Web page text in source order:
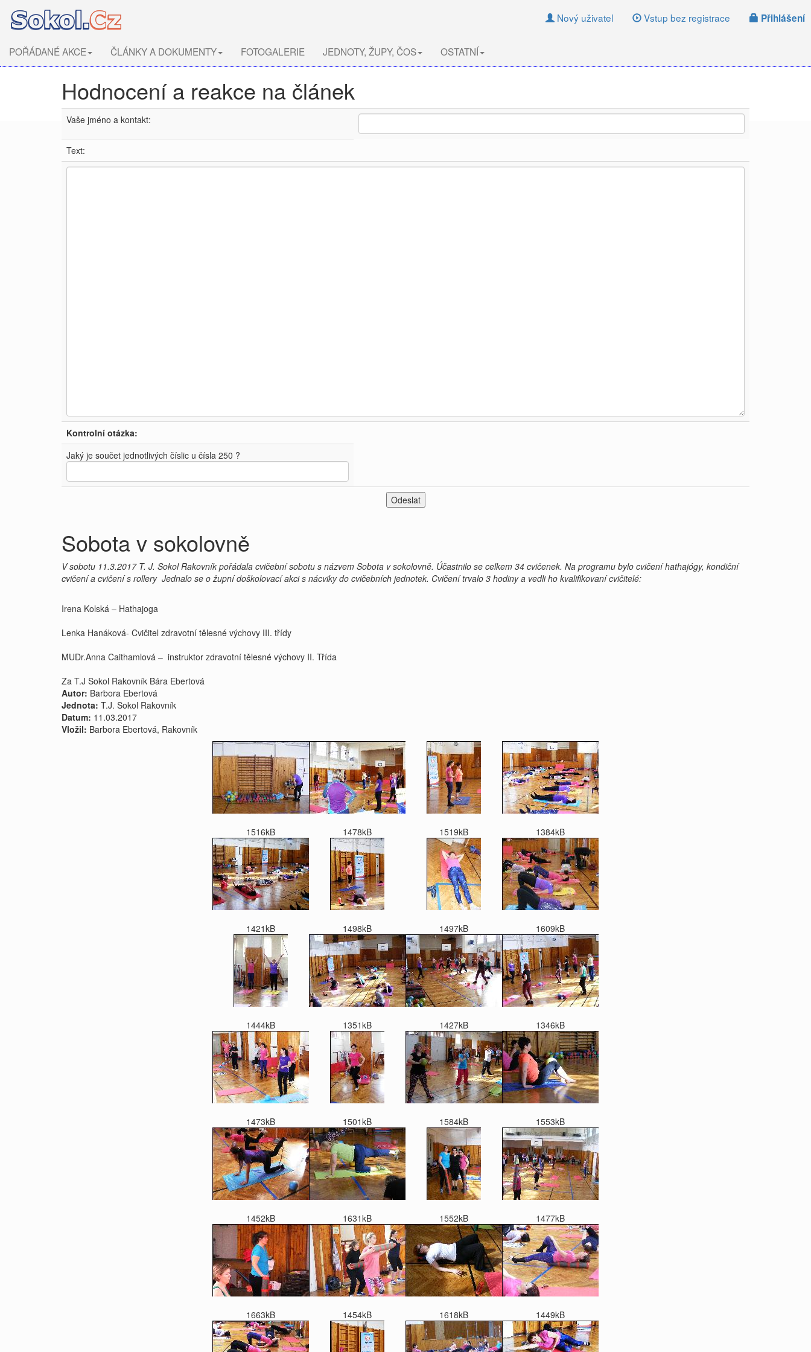
Nový uživatel Vstup bez registrace Přihlášení
POŘÁDANÉ AKCE ČLÁNKY A DOKUMENTY FOTOGALERIE JEDNOTY, ŽUPY, ČOS OSTATNÍ
Hodnocení a reakce na článek
Vaše jméno a kontakt:
Text:
Kontrolní otázka:
Jaký je součet jednotlivých číslic u čísla 250 ?
Sobota v sokolovně
V sobotu 11.3.2017 T. J. Sokol Rakovník pořádala cvičební sobotu s názvem Sobota v sokolovně. Účastnilo se celkem 34 cvičenek. Na programu bylo cvičení hathajógy, kondiční
cvičení a cvičení s rollery Jednalo se o župní doškolovací akci s nácviky do cvičebních jednotek. Cvičení trvalo 3 hodiny a vedli ho kvalifikovaní cvičitelé:
Irena Kolská – Hathajoga
Lenka Hanáková- Cvičitel zdravotní tělesné výchovy III. třídy
MUDr.Anna Caithamlová – instruktor zdravotní tělesné výchovy II. Třída
Za T.J Sokol Rakovník Bára Ebertová
Autor: Barbora Ebertová
Jednota: T.J. Sokol Rakovník
Datum: 11.03.2017
Vložil: Barbora Ebertová, Rakovník
1516kB 1478kB 1519kB 1384kB
1421kB 1498kB 1497kB 1609kB
1444kB 1351kB 1427kB 1346kB
1473kB 1501kB 1584kB 1553kB
1452kB 1631kB 1552kB 1477kB
1663kB 1454kB 1618kB 1449kB